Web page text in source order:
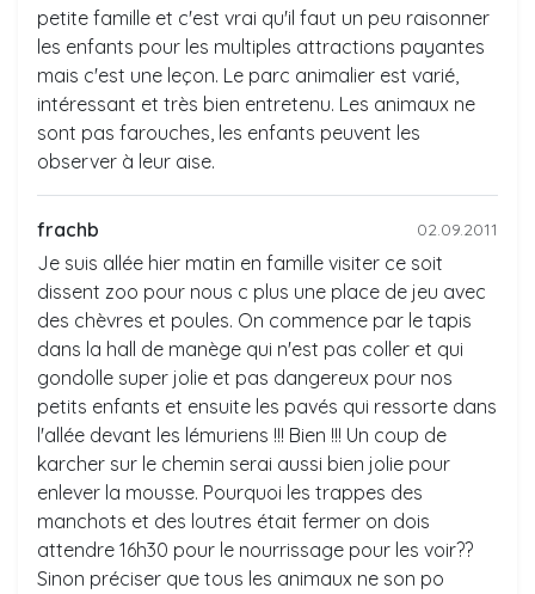
petite famille et c'est vrai qu'il faut un peu raisonner
les enfants pour les multiples attractions payantes
mais c'est une leçon. Le parc animalier est varié,
intéressant et très bien entretenu. Les animaux ne
sont pas farouches, les enfants peuvent les
observer à leur aise.
frachb 02.09.2011
Je suis allée hier matin en famille visiter ce soit
dissent zoo pour nous c plus une place de jeu avec
des chèvres et poules. On commence par le tapis
dans la hall de manège qui n'est pas coller et qui
gondolle super jolie et pas dangereux pour nos
petits enfants et ensuite les pavés qui ressorte dans
l'allée devant les lémuriens !!! Bien !!! Un coup de
karcher sur le chemin serai aussi bien jolie pour
enlever la mousse. Pourquoi les trappes des
manchots et des loutres était fermer on dois
attendre 16h30 pour le nourrissage pour les voir??
Sinon préciser que tous les animaux ne son po